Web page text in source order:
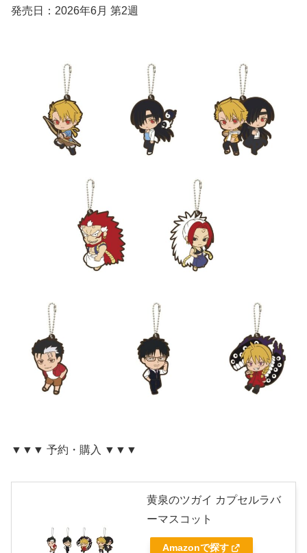
発売日：2026年6月 第2週
▼▼▼ 予約・購入 ▼▼▼
黄泉のツガイ カプセルラバ
ーマスコット
Amazonで探す